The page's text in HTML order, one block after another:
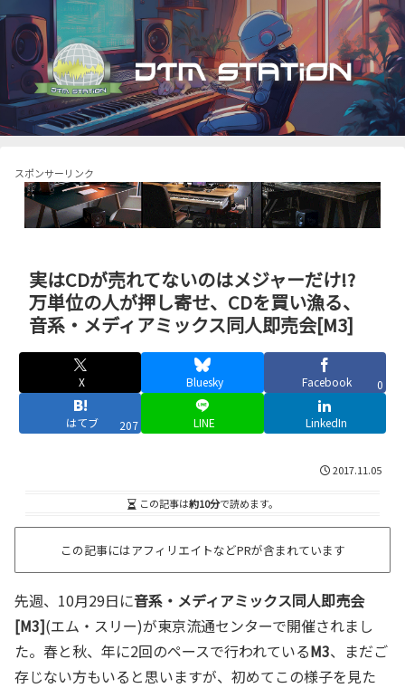
スポンサーリンク
実はCDが売れてないのはメジャーだけ!?
万単位の人が押し寄せ、CDを買い漁る、
音系・メディアミックス同人即売会[M3]
X Bluesky Facebook 0
はてブ 207 LINE LinkedIn
2017.11.05
この記事は約10分で読めます。
この記事にはアフィリエイトなどPRが含まれています
先週、10月29日に音系・メディアミックス同人即売会
[M3](エム・スリー)が東京流通センターで開催されまし
た。春と秋、年に2回のペースで行われているM3、まだご
存じない方もいると思いますが、初めてこの様子を見た